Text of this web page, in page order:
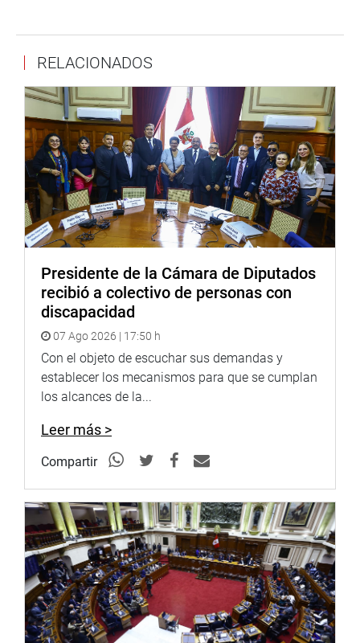
RELACIONADOS
Presidente de la Cámara de Diputados
recibió a colectivo de personas con
discapacidad
07 Ago 2026 | 17:50 h
Con el objeto de escuchar sus demandas y
establecer los mecanismos para que se cumplan
los alcances de la...
Leer más >
Compartir